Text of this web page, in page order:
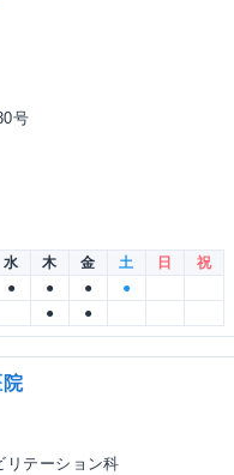
号
水 木 金 土 日
祝
● ● ●
●
● ●
リテーション科